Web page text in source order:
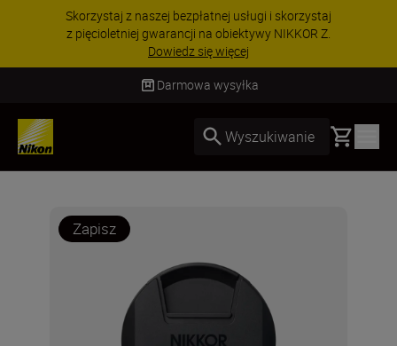
Skorzystaj z naszej bezpłatnej usługi i skorzystaj
z pięcioletniej gwarancji na obiektywy NIKKOR Z.
Dowiedz się więcej
Darmowa wysyłka
Wyszukiwanie Basket
Zapisz